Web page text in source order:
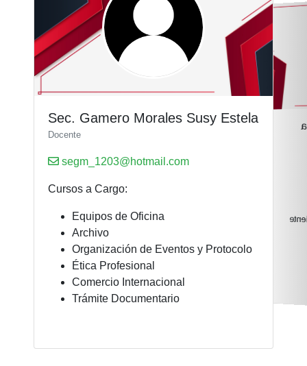
Sec. Gamero Morales Susy Estela
Docente
segm_1203@hotmail.com
Cursos a Cargo:
Equipos de Oficina
Archivo
Organización de Eventos y Protocolo
Ética Profesional
Comercio Internacional
Trámite Documentario